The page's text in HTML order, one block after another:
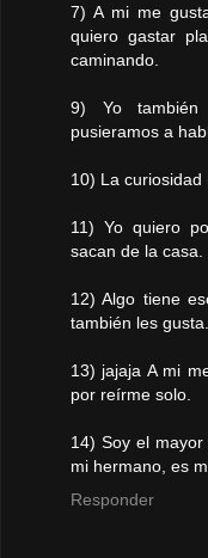
7) A mi me
quiero gastar
caminando.
9) Yo
pusieramos a
10) La curiosidad
11) Yo quiero
sacan de la casa.
12) Algo tiene
también les gusta.
13) jajaja A mi
por reírme solo.
14) Soy el
mi hermano, es
Responder